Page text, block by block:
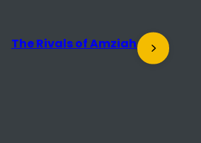
Docu Salon: The Desert of
the Real + nagesprek met